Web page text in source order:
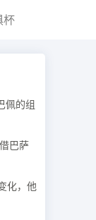
杯
佩的组
巴萨
化，他